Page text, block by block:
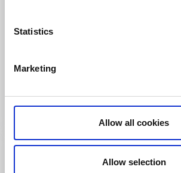
Statistics
Marketing
Allow all cookies
Allow selection
Bli mjukare, mer avspänd och starkare!
Läs mer